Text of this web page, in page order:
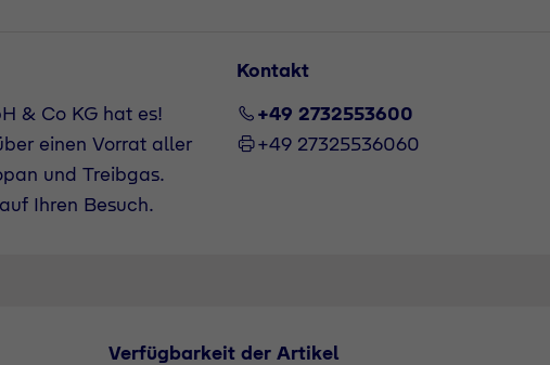
& Co KG hat es!
einen Vorrat aller
und Treibgas.
Ihren Besuch.
Kontakt
+49 2732553600
+49 27325536060
Verfügbarkeit der Artikel